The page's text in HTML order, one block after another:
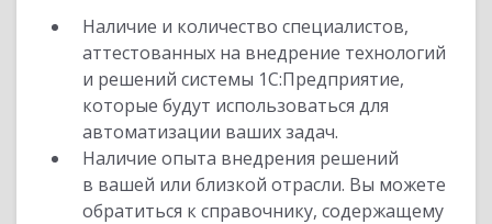
Наличие и количество специалистов,
аттестованных на внедрение технологий
и решений системы 1С:Предприятие,
которые будут использоваться для
автоматизации ваших задач.
Наличие опыта внедрения решений
в вашей или близкой отрасли. Вы можете
обратиться к справочнику, содержащему